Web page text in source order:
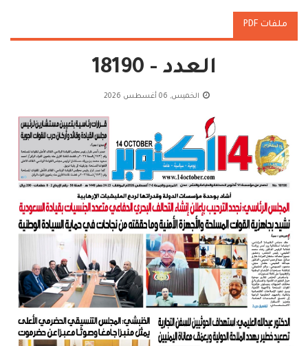
ملفات PDF
العدد - 18190
الخميس, 06 أغسطس 2026